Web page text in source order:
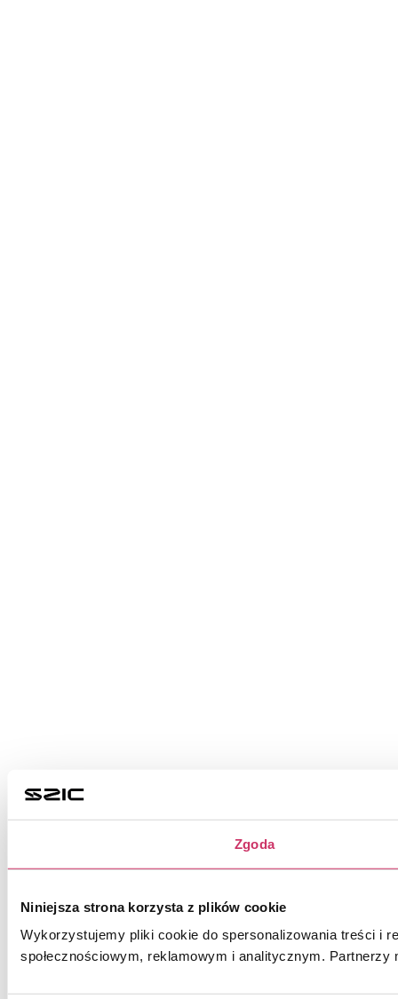
Zgoda
Niniejsza strona korzysta z plików cookie
Wykorzystujemy pliki cookie do spersonalizowania treści i
społecznościowym, reklamowym i analitycznym.